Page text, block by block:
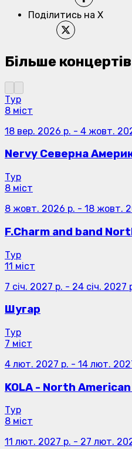
Поділитись на X
Більше концертів
Тур
8 міст
18 вер. 2026 р. - 4 жовт.
Nervy Северна
Тур
8 міст
8 жовт. 2026 р. - 18 жовт.
F.Charm and band
Тур
11 міст
7 січ. 2027 р. - 24 січ. 2027
Шугар
Тур
7 міст
4 лют. 2027 р. - 14 лют.
KOLA - North
Тур
8 міст
11 лют. 2027 р. - 27 лют.